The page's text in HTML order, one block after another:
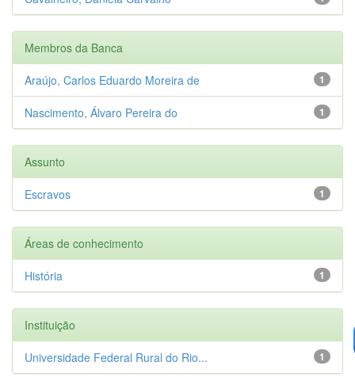
Membros da Banca
1
Araújo, Carlos Eduardo Moreira de
1
Nascimento, Álvaro Pereira do
Assunto
1
Escravos
Áreas de conhecimento
1
História
Instituição
1
Universidade Federal Rural do Rio...